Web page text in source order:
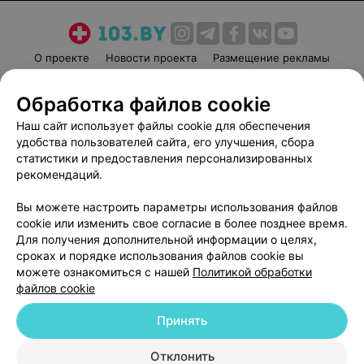
О проекте Новости проекта
Размещение рекламы
Пользовательское соглашение
Способы оплаты
Вакансии
Партнеры
Написать руководителю 103.by
Обработка персональных данных
© 2026 ООО «Артокс Лаб», УНП 191700409
| 220012, Республика Беларусь,
Обработка файлов cookie
Наш сайт использует файлы cookie для обеспечения
удобства пользователей сайта, его улучшения, сбора
статистики и предоставления персонализированных
рекомендаций.
Вы можете настроить параметры использования файлов
cookie или изменить свое согласие в более позднее время.
Для получения дополнительной информации о целях,
сроках и порядке использования файлов cookie вы
можете ознакомиться с нашей Политикой обработки
файлов cookie
Отклонить
Принять